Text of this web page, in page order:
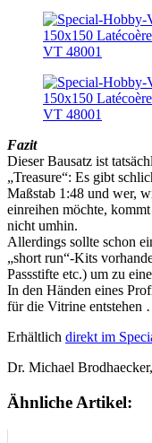
Fazit
Dieser Bausatz ist
„Treasure“: Es gibt
Maßstab 1:48 und wer,
einreihen möchte,
nicht umhin.
Allerdings sollte schon
„short run“-Kits
Passstifte etc.) um zu
In den Händen eines
für die Vitrine entstehen
Erhältlich direkt im
Dr. Michael
Ähnliche Artikel: